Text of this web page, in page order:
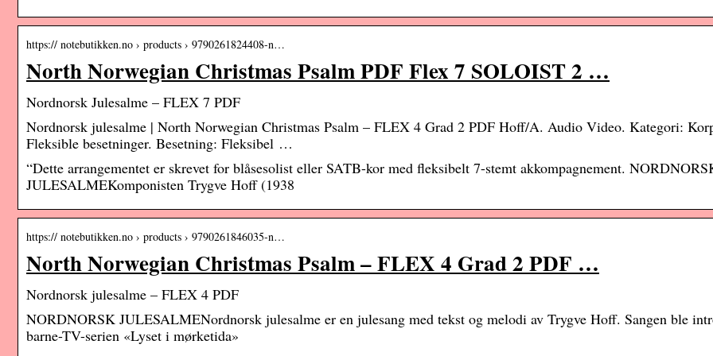
https:// notebutikken.no › products › 9790261824408-n…
North Norwegian Christmas Psalm PDF Flex 7 SOLOIST 2 …
Nordnorsk Julesalme – FLEX 7 PDF
Nordnorsk julesalme | North Norwegian Christmas Psalm – FLEX 4 Grad 2 PDF Hoff/A. Audio Video. Kategori:
Fleksible besetninger. Besetning: Fleksibel …
“Dette arrangementet er skrevet for blåsesolist eller SATB-kor med fleksibelt 7-stemt akkompagnement.
JULESALMEKomponisten Trygve Hoff (1938
https:// notebutikken.no › products › 9790261846035-n…
North Norwegian Christmas Psalm – FLEX 4 Grad 2 PDF …
Nordnorsk julesalme – FLEX 4 PDF
NORDNORSK JULESALMENordnorsk julesalme er en julesang med tekst og melodi av Trygve Hoff. Sangen ble
barne-TV-serien «Lyset i mørketida»